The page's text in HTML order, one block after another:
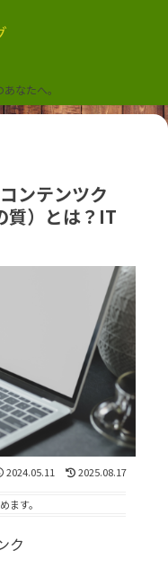
なたへ。
ンテンツク
質）とは？IT
2024.05.11 2025.08.17
ます。
ク